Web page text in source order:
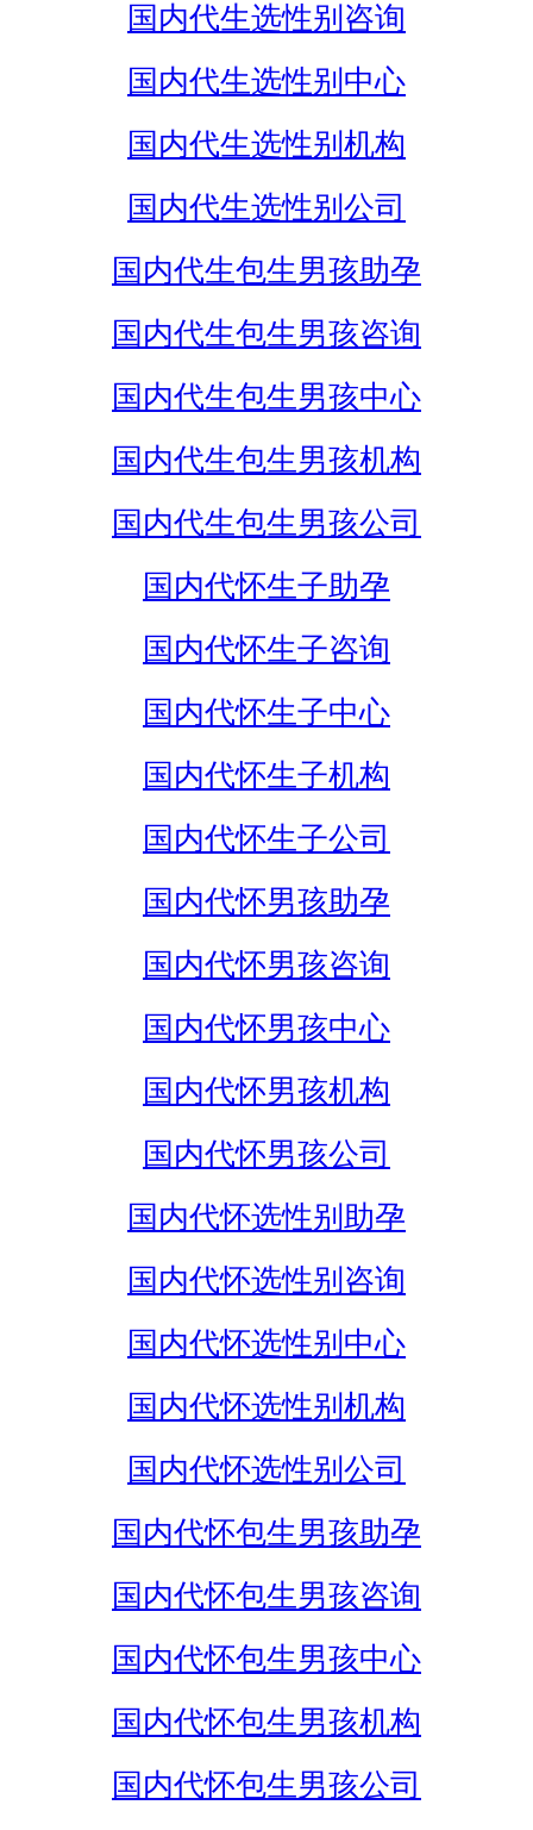
国内代生选性别咨询
国内代生选性别中心
国内代生选性别机构
国内代生选性别公司
国内代生包生男孩助孕
国内代生包生男孩咨询
国内代生包生男孩中心
国内代生包生男孩机构
国内代生包生男孩公司
国内代怀生子助孕
国内代怀生子咨询
国内代怀生子中心
国内代怀生子机构
国内代怀生子公司
国内代怀男孩助孕
国内代怀男孩咨询
国内代怀男孩中心
国内代怀男孩机构
国内代怀男孩公司
国内代怀选性别助孕
国内代怀选性别咨询
国内代怀选性别中心
国内代怀选性别机构
国内代怀选性别公司
国内代怀包生男孩助孕
国内代怀包生男孩咨询
国内代怀包生男孩中心
国内代怀包生男孩机构
国内代怀包生男孩公司